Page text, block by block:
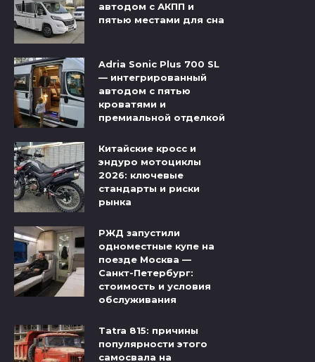
автодом с АКПП и
пятью местами для сна
Adria Sonic Plus 700 SL
— интегрированный
автодом с пятью
кроватями и
премиальной отделкой
Китайские кросс и
эндуро мотоциклы
2026: ключевые
стандарты и риски
рынка
РЖД запустили
одноместные купе на
поезде Москва —
Санкт-Петербург:
стоимость и условия
обслуживания
Tatra 815: причины
популярности этого
самосвала на